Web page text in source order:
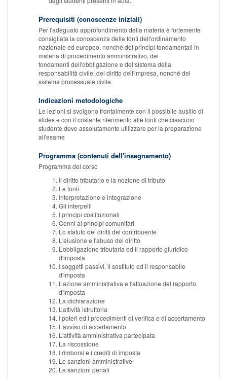
Prerequisiti (conoscenze iniziali)
Per l'adeguato approfondimento della materia è fortemente
consigliata la conoscenza delle fonti dell'ordinamento
nazionale ed europeo, nonché dei principi fondamentali in
materia di procedimento amministrativo, dei
fondamenti dell'obbligazione e del sistema della
responsabilità civile, del diritto dell'impresa, nonché del
sistema processuale civile.
Indicazioni metodologiche
Le lezioni si svolgono frontalmente con il possibile ausilio di
slides e con il costante riferimento alle fonti che ciascuno
studente deve assolutamente utilizzare per la preparazione
all'esame
Programma (contenuti dell'insegnamento)
Programma del corso
Il diritto tributario e la nozione di tributo
Le fonti
Interpretazione e integrazione
Gli interpelli
I principi costituzionali
Cenni ai principi comunitari
Lo statuto dei diritti del contribuente
L'elusione e l'abuso del diritto
L’obbligazione tributaria ed il rapporto giuridico
d'imposta
I soggetti passivi, il sostituto ed il responsabile
d'imposta
L’azione amministrativa e l'attuazione del rapporto
d'imposta
La dichiarazione
L’attività istruttoria
I poteri ed i procedimenti di verifica e di accertamento
L’avviso di accertamento
L'attività amministrativa partecipata
La riscossione
I rimborsi e i crediti di imposta
Le sanzioni amministrative
Le sanzioni penali